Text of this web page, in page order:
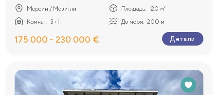
Мерсин / Мезитли Площадь: 120 м²
Комнат: 3+1 До моря: 200 м
175 000 - 230 000 € Детали